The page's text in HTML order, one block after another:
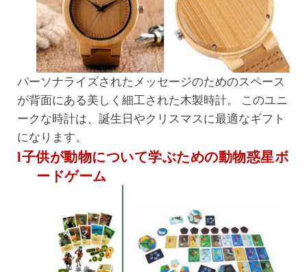
パーソナライズされたメッセージのためのスペース
が背面にある美しく細工された木製時計。 このユニ
ークな時計は、誕生日やクリスマスに最適なギフト
になります。
l子供が動物について学ぶための動物惑星ボ
ードゲーム